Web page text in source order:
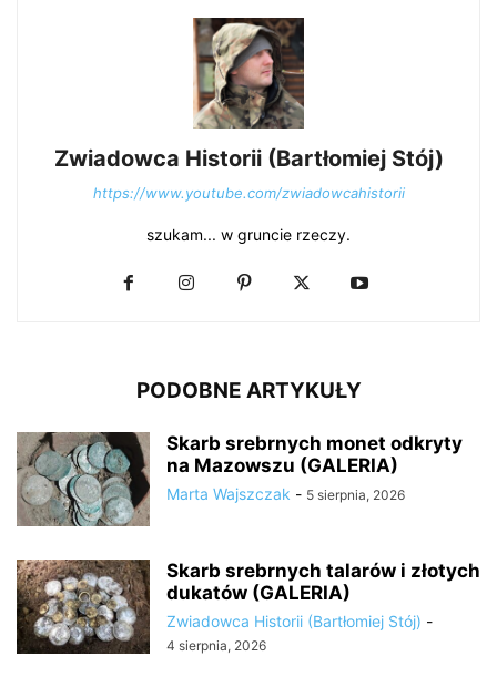
Zwiadowca Historii (Bartłomiej Stój)
https://www.youtube.com/zwiadowcahistorii
szukam... w gruncie rzeczy.
PODOBNE ARTYKUŁY
Skarb srebrnych monet odkryty
na Mazowszu (GALERIA)
Marta Wajszczak - 5 sierpnia, 2026
Skarb srebrnych talarów i złotych
dukatów (GALERIA)
Zwiadowca Historii (Bartłomiej Stój) -
4 sierpnia, 2026